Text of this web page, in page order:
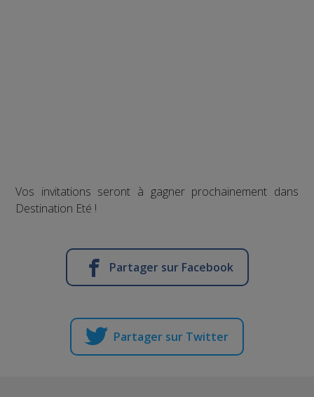
Vos invitations seront à gagner prochainement dans
Destination Eté !
Partager sur Facebook
Partager sur Twitter